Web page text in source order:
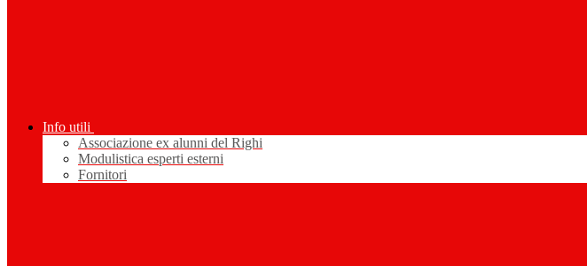
Info utili
Associazione ex alunni del Righi
Modulistica esperti esterni
Fornitori